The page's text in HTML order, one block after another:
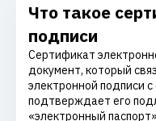
Что такое
подписи
Сертификат
документ, который
электронной подписи
подтверждает его
«электронный